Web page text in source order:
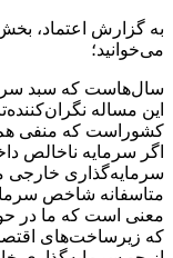
به گزارش اعتماد،
می‌خوانید؛
سال‌هاست که سبد
این مساله
کشوراست که منفی
اگر سرمایه ناخالص
سرمایه‌گذاری خارجی
متاسفانه شاخص
معنی است که ما در
که زیرساخت‌های